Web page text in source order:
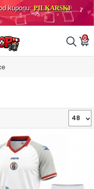
kuponu:PILKARSKI
󰂨 0
󰃦